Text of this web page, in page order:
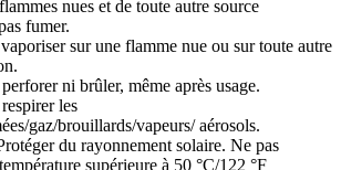
nues et de toute autre source
fumer.
sur une flamme nue ou sur toute autre
ni brûler, même après usage.
les
gaz/brouillards/vapeurs/ aérosols.
du rayonnement solaire. Ne pas
supérieure à 50 °C/122 °F